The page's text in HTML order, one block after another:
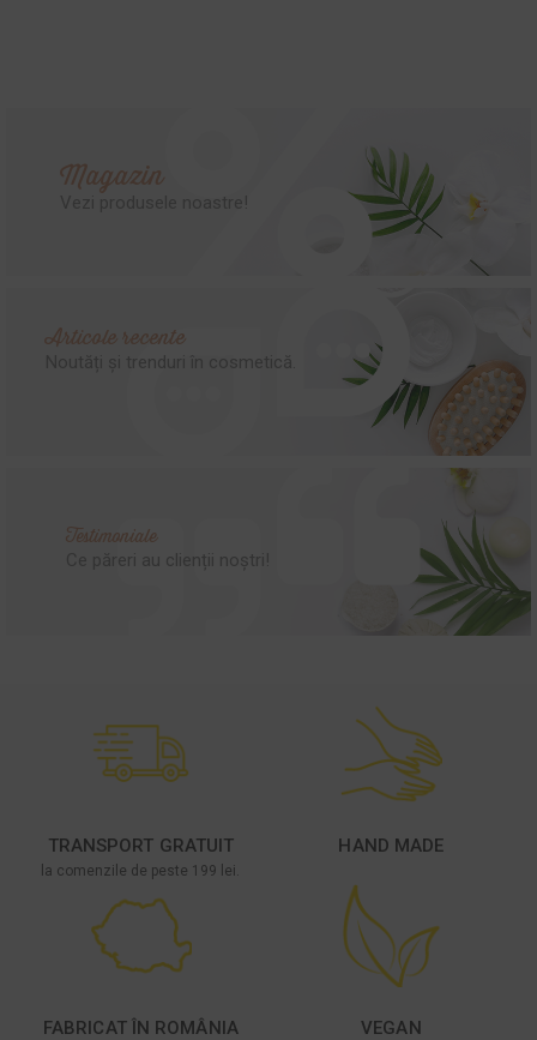
Magazin
Vezi produsele noastre!
Articole recente
Noutăți și trenduri în cosmetică.
Testimoniale
Ce păreri au clienții noștri!
TRANSPORT GRATUIT
la comenzile de peste 199 lei.
HAND MADE
FABRICAT ÎN ROMÂNIA VEGAN